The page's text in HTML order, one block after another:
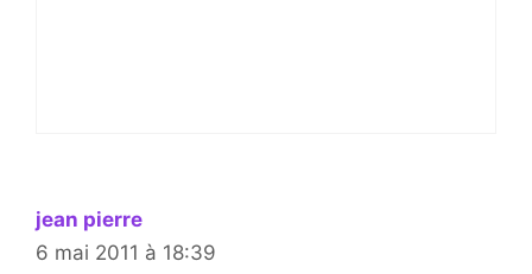
jean pierre
6 mai 2011 à 18:39